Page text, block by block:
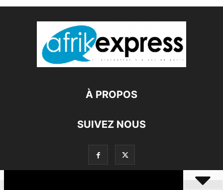
À PROPOS
SUIVEZ NOUS